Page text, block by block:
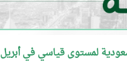
لمستوى قياسي في أبريل